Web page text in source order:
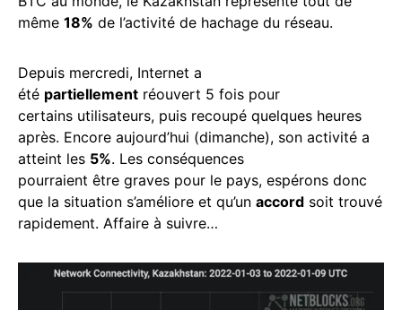
même 18% de l’activité de hachage du réseau.
Depuis mercredi, Internet a
été partiellement réouvert 5 fois pour
certains utilisateurs, puis recoupé quelques heures
après. Encore aujourd’hui (dimanche), son activité a
atteint les 5%. Les conséquences
pourraient être graves pour le pays, espérons donc
que la situation s’améliore et qu’un accord soit trouvé
rapidement. Affaire à suivre…